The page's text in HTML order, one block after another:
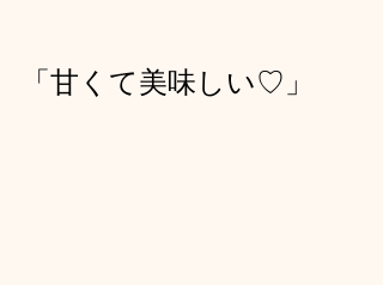
「甘くて美味しい♡」